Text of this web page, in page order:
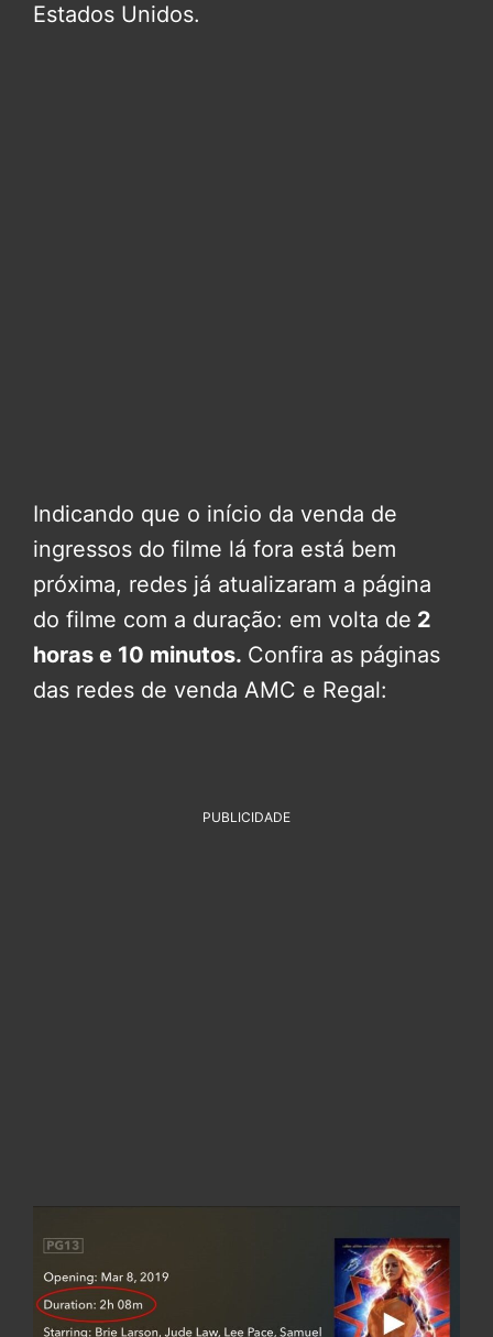
Estados Unidos.
Indicando que o início da venda de
ingressos do filme lá fora está bem
próxima, redes já atualizaram a página
do filme com a duração: em volta de 2
horas e 10 minutos. Confira as páginas
das redes de venda AMC e Regal:
PUBLICIDADE